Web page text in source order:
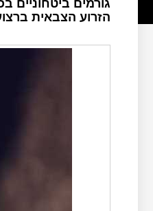
גורמים
הזרוע הצבאית